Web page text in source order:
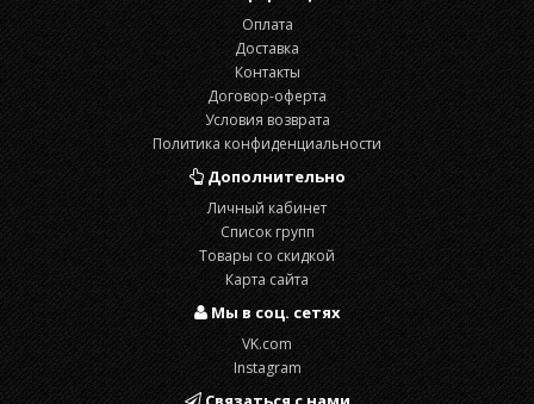
Оплата
Доставка
Контакты
Договор-оферта
Условия возврата
Политика конфиденциальности
Дополнительно
Личный кабинет
Список групп
Товары со скидкой
Карта сайта
Мы в соц. сетях
VK.com
Instagram